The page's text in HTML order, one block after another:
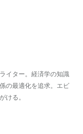
イター。経済学の知識
の最適化を追求。エビ
ける。